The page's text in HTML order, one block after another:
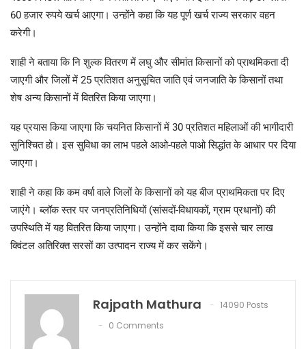
60 हजार रुपये खर्च आएगा। उन्होंने कहा कि यह पूर्ण खर्च राज्य सरकार वहन
करेगी।
शाही ने बताया कि नि शुल्क वितरण में लघु और सीमांत किसानों को प्राथमिकता दी
जाएगी और जिलों में 25 प्रतिशत अनुसूचित जाति एवं जनजाति के किसानों तथा
शेष अन्य किसानों में वितरित किया जाएगा।
यह प्रयास किया जाएगा कि चयनित किसानों में 30 प्रतिशत महिलाओं की भागीदारी
सुनिश्चित हो। इस सुविधा का लाभ पहले आओ-पहले पाओ सिद्धांत के आधार पर दिया
जाएगा।
शाही ने कहा कि कम वर्षा वाले जिलों के किसानों को यह बीज प्राथमिकता पर दिए
जाएंगे। ब्लॉक स्तर पर जनप्रतिनिधियों (सांसदों-विधायकों, ग्राम प्रधानों) की
उपस्थिति में यह वितरित किया जाएगा। उन्होंने दावा किया कि इससे चार लाख
क्विंटल अतिरिक्त सरसों का उत्पादन राज्य में कर सकेंगे।
Rajpath Mathura
14090 Posts
0 Comments